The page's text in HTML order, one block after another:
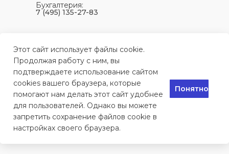
Бухгалтерия:
7 (495) 135-27-83
этаж, комната 204
info@remontkomlink.ru
Сервисный центр по ремонту техники в Москве, 2024
Этот сайт использует файлы cookie.
Продолжая работу с ним, вы
подтверждаете использование сайтом
cookies вашего браузера, которые
помогают нам делать этот сайт удобнее
для пользователей. Однако вы можете
запретить сохранение файлов cookie в
настройках своего браузера.
Понятно